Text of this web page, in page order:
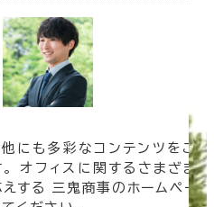
にも多彩なコンテンツをご
オフィスに関するさまざま
する 三鬼商事のホームペー